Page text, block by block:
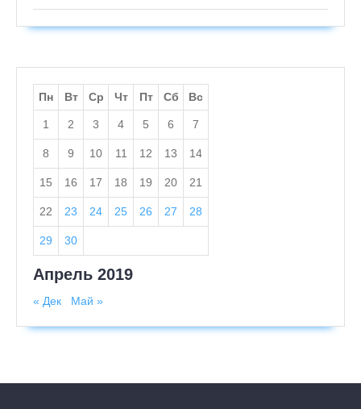
Апрель 2019
Пн Вт Ср Чт Пт Сб Вс
1 2 3 4 5 6 7
8 9 10 11 12 13 14
15 16 17 18 19 20 21
22 23 24 25 26 27 28
29 30
« Дек Май »